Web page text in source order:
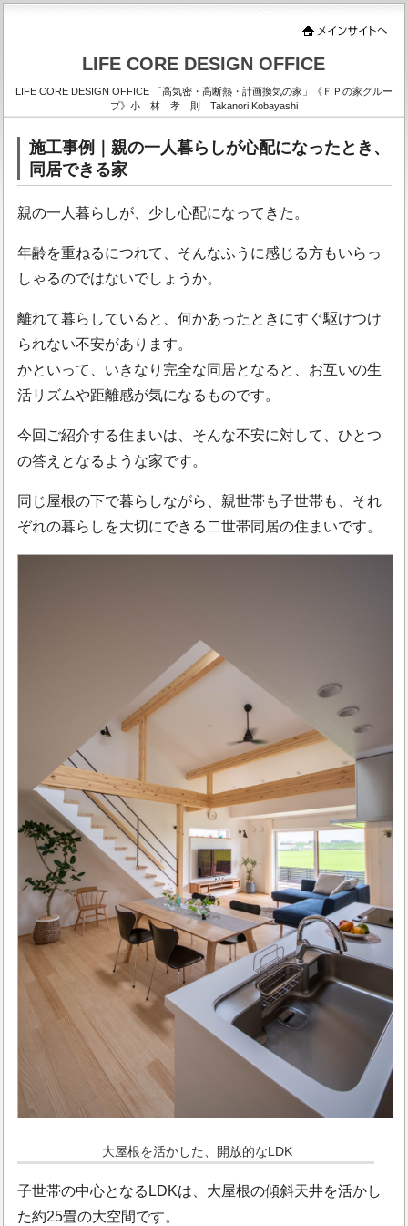
LIFE CORE DESIGN OFFICE
LIFE CORE DESIGN OFFICE 「高気密・高断熱・計画換気の家」《ＦＰの家グルー
プ》小 林 孝 則 Takanori Kobayashi
施工事例｜親の一人暮らしが心配になったとき、
同居できる家
親の一人暮らしが、少し心配になってきた。
年齢を重ねるにつれて、そんなふうに感じる方もいらっ
しゃるのではないでしょうか。
離れて暮らしていると、何かあったときにすぐ駆けつけ
られない不安があります。
かといって、いきなり完全な同居となると、お互いの生
活リズムや距離感が気になるものです。
今回ご紹介する住まいは、そんな不安に対して、ひとつ
の答えとなるような家です。
同じ屋根の下で暮らしながら、親世帯も子世帯も、それ
ぞれの暮らしを大切にできる二世帯同居の住まいです。
大屋根を活かした、開放的なLDK
子世帯の中心となるLDKは、大屋根の傾斜天井を活かし
た約25畳の大空間です。